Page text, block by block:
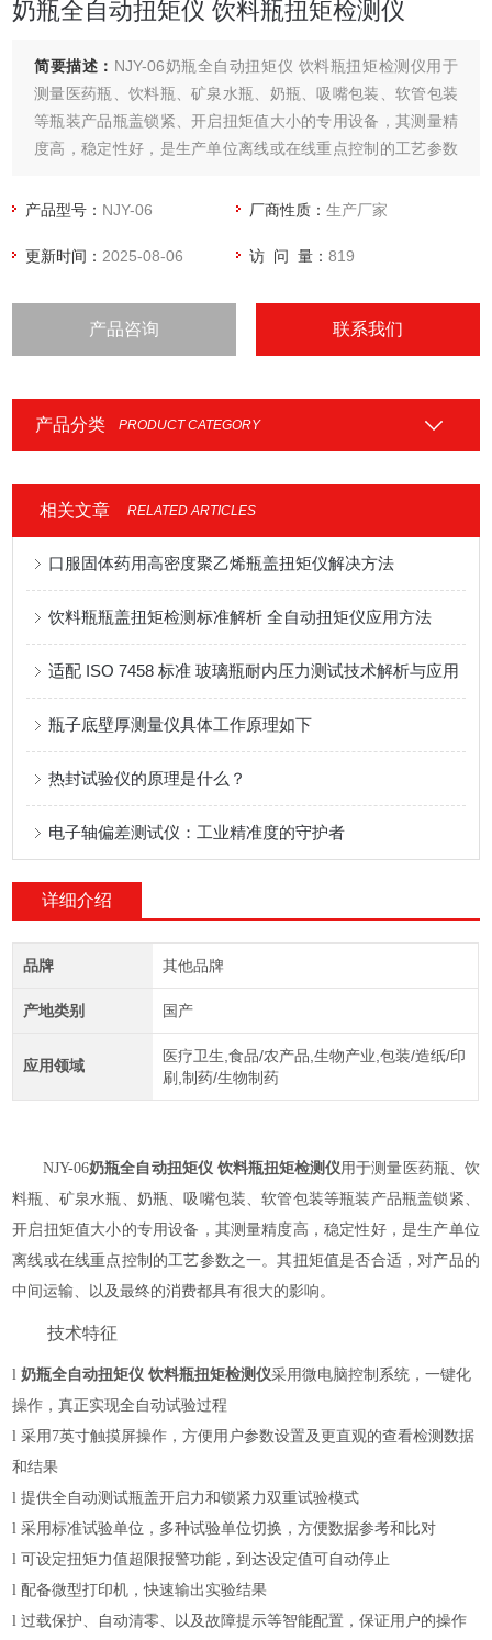
奶瓶全自动扭矩仪 饮料瓶扭矩检测仪
简要描述： NJY-06奶瓶全自动扭矩仪 饮料瓶扭矩检测仪用于
测量医药瓶、饮料瓶、矿泉水瓶、奶瓶、吸嘴包装、软管包装
等瓶装产品瓶盖锁紧、开启扭矩值大小的专用设备，其测量精
度高，稳定性好，是生产单位离线或在线重点控制的工艺参数
费都具有很大的影响。
产品型号： NJY-06 厂商性质：生产厂家
更新时间： 2025-08-06 访 问 量：819
产品咨询 联系我们
产品分类 PRODUCT CATEGORY
相关文章 RELATED ARTICLES
口服固体药用高密度聚乙烯瓶盖扭矩仪解决方法
饮料瓶瓶盖扭矩检测标准解析 全自动扭矩仪应用方法
适配 ISO 7458 标准 玻璃瓶耐内压力测试技术解析与应用
瓶子底壁厚测量仪具体工作原理如下
热封试验仪的原理是什么？
电子轴偏差测试仪：工业精准度的守护者
详细介绍
品牌 其他品牌
产地类别 国产
应用领域
医疗卫生,食品/农产品,生物产业,包装/造纸/印
刷,制药/生物制药
NJY-06奶瓶全自动扭矩仪 饮料瓶扭矩检测仪用于测量医药瓶、饮
料瓶、矿泉水瓶、奶瓶、吸嘴包装、软管包装等瓶装产品瓶盖锁紧、
开启扭矩值大小的专用设备，其测量精度高，稳定性好，是生产单位
离线或在线重点控制的工艺参数之一。其扭矩值是否合适，对产品的
中间运输、以及最终的消费都具有很大的影响。
技术特征
l奶瓶全自动扭矩仪 饮料瓶扭矩检测仪采用微电脑控制系统，一键化
操作，真正实现全自动试验过程
l采用 7英寸触摸屏操作，方便用户参数设置及更直观的查看检测数据
和结果
l提供全自动测试瓶盖开启力和锁紧力双重试验模式
l采用标准试验单位， 多种试验单位切换，方便数据参考和比对
l可设定扭矩力值超限报警功能 ，到达设定值可自动停止
l 配备微型打印机，快速输出实验结果
l过载保护、自动清零、以及故障提示等智能配置，保证用户的操作